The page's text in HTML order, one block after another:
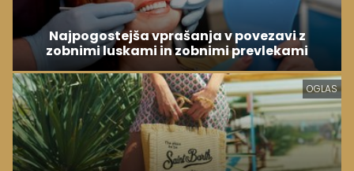
Najpogostejša vprašanja v povezavi z
zobnimi luskami in zobnimi prevlekami
OGLAS